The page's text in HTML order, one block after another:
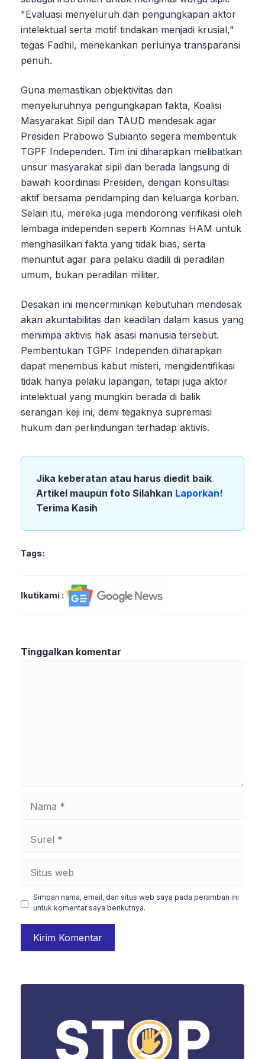
"Evaluasi menyeluruh dan pengungkapan aktor
intelektual serta motif tindakan menjadi krusial,"
tegas Fadhil, menekankan perlunya transparansi
penuh.
Guna memastikan objektivitas dan
menyeluruhnya pengungkapan fakta, Koalisi
Masyarakat Sipil dan TAUD mendesak agar
Presiden Prabowo Subianto segera membentuk
TGPF Independen. Tim ini diharapkan melibatkan
unsur masyarakat sipil dan berada langsung di
bawah koordinasi Presiden, dengan konsultasi
aktif bersama pendamping dan keluarga korban.
Selain itu, mereka juga mendorong verifikasi oleh
lembaga independen seperti Komnas HAM untuk
menghasilkan fakta yang tidak bias, serta
menuntut agar para pelaku diadili di peradilan
umum, bukan peradilan militer.
Desakan ini mencerminkan kebutuhan mendesak
akan akuntabilitas dan keadilan dalam kasus yang
menimpa aktivis hak asasi manusia tersebut.
Pembentukan TGPF Independen diharapkan
dapat menembus kabut misteri, mengidentifikasi
tidak hanya pelaku lapangan, tetapi juga aktor
intelektual yang mungkin berada di balik
serangan keji ini, demi tegaknya supremasi
hukum dan perlindungan terhadap aktivis.
Jika keberatan atau harus diedit baik
Artikel maupun foto Silahkan Laporkan!
Terima Kasih
Tags:
Ikutikami :
Tinggalkan komentar
Simpan nama, email, dan situs web saya pada peramban ini
untuk komentar saya berikutnya.